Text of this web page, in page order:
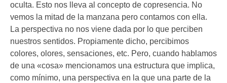
oculta. Esto nos lleva al concepto de copresencia. No
vemos la mitad de la manzana pero contamos con ella.
La perspectiva no nos viene dada por lo que perciben
nuestros sentidos. Propiamente dicho, percibimos
colores, olores, sensaciones, etc. Pero, cuando hablamos
de una «cosa» mencionamos una estructura que implica,
como mínimo, una perspectiva en la que una parte de la